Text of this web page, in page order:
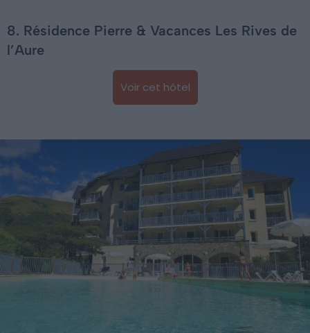
8. Résidence Pierre & Vacances Les Rives de
l’Aure
Voir cet hôtel